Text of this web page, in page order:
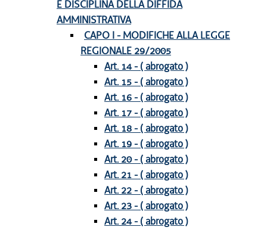
E DISCIPLINA DELLA DIFFIDA
AMMINISTRATIVA
CAPO I - MODIFICHE ALLA LEGGE
REGIONALE 29/2005
Art. 14 - ( abrogato )
Art. 15 - ( abrogato )
Art. 16 - ( abrogato )
Art. 17 - ( abrogato )
Art. 18 - ( abrogato )
Art. 19 - ( abrogato )
Art. 20 - ( abrogato )
Art. 21 - ( abrogato )
Art. 22 - ( abrogato )
Art. 23 - ( abrogato )
Art. 24 - ( abrogato )